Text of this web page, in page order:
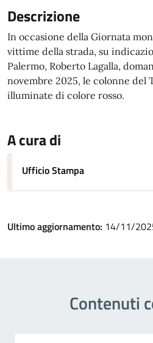
Descrizione
In occasione della Giornata
vittime della strada, su
Palermo, Roberto Lagalla,
novembre 2025, le colonne del
illuminate di colore rosso.
A cura di
Ufficio Stampa
Ultimo aggiornamento: 14/11/
Contenuti